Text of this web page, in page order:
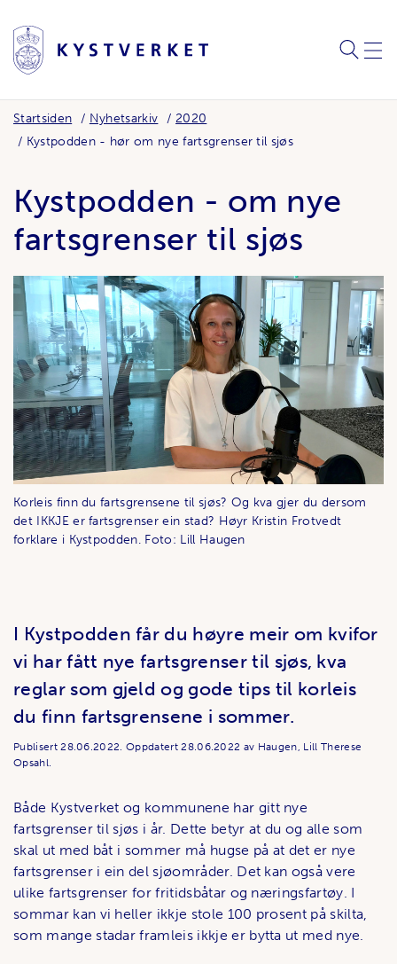
SØK
Startsiden Nyhetsarkiv
2020
Kystpodden - hør om nye fartsgrenser til sjøs
Kystpodden - om nye
fartsgrenser til sjøs
Korleis finn du fartsgrensene til sjøs? Og kva gjer du dersom
det IKKJE er fartsgrenser ein stad? Høyr Kristin Frotvedt
forklare i Kystpodden. Foto: Lill Haugen
I Kystpodden får du høyre meir om kvifor
vi har fått nye fartsgrenser til sjøs, kva
reglar som gjeld og gode tips til korleis
du finn fartsgrensene i sommer.
Publisert28.06.2022.Oppdatert28.06.2022 av Haugen, Lill Therese
Opsahl.
Både Kystverket og kommunene har gitt nye
fartsgrenser til sjøs i år. Dette betyr at du og alle som
skal ut med båt i sommer må hugse på at det er nye
fartsgrenser i ein del sjøområder. Det kan også vere
ulike fartsgrenser for fritidsbåtar og næringsfartøy. I
sommar kan vi heller ikkje stole 100 prosent på skilta,
som mange stadar framleis ikkje er bytta ut med nye.